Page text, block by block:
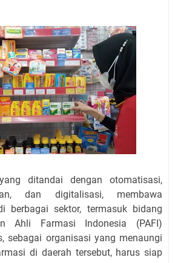
ditandai dengan otomatisasi,
dan digitalisasi, membawa
berbagai sektor, termasuk bidang
Ahli Farmasi Indonesia (PAFI)
sebagai organisasi yang menaungi
di daerah tersebut, harus siap